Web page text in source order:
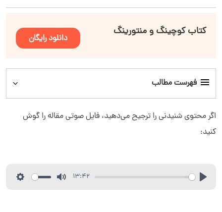
کتاب کوچینگ و منتورینگ
دانلود رایگان
فهرست مطالب
اگر محتوی شنیدنی را ترجیح می‌دهید، فایل صوتی مقاله را گوش
کنید:
13:42